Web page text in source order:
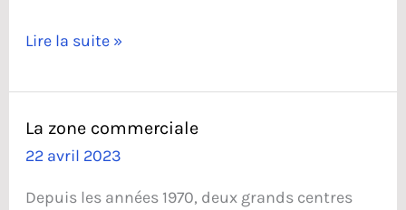
Albert
Lire la suite »
La zone commerciale
22 avril 2023
Depuis les années 1970, deux grands centres